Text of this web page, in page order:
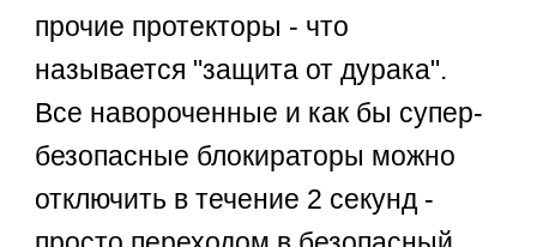
прочие протекторы - что
называется "защита от дурака".
Все навороченные и как бы супер-
безопасные блокираторы можно
отключить в течение 2 секунд -